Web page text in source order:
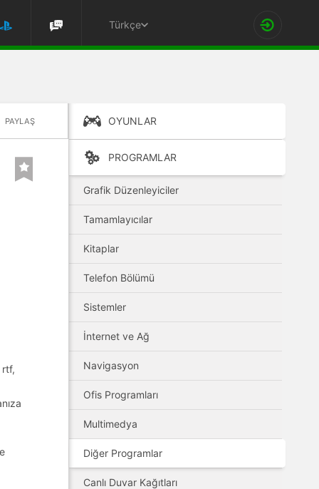
Türkçe
PAYLAŞ
rtf,
OYUNLAR
PROGRAMLAR
Grafik Düzenleyiciler
Tamamlayıcılar
Kitaplar
Telefon Bölümü
Sistemler
İnternet ve Ağ
Navigasyon
Ofis Programları
Multimedya
Diğer Programlar
Canlı Duvar Kağıtları